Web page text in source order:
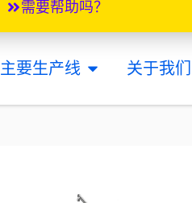
需要帮助吗？
主要生产线 打开 MAIN关于我们